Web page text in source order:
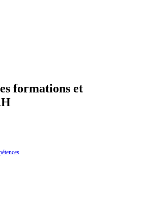
formations et